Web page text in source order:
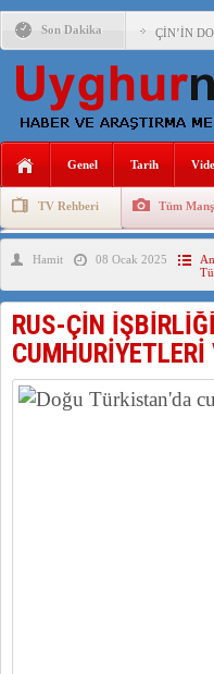
Son Dakika ÇİN’İN
ÇİN’İN
İŞGALCİ
Genel Tarih
TV Rehberi Tüm
Uygurlarda Düğün ve Cenaze
Hamit 08 Ocak 2025
RUS-ÇİN